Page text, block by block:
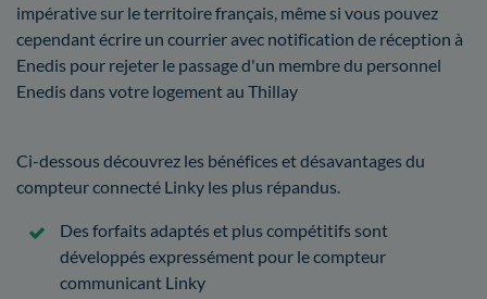
impérative sur le territoire français, même si vous pouvez
cependant écrire un courrier avec notification de réception à
Enedis pour rejeter le passage d'un membre du personnel
Enedis dans votre logement au Thillay
Ci-dessous découvrez les bénéfices et désavantages du
compteur connecté Linky les plus répandus.
Des forfaits adaptés et plus compétitifs sont
développés expressément pour le compteur
communicant Linky